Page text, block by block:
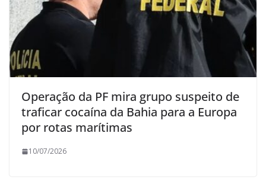
Operação da PF mira grupo suspeito de
traficar cocaína da Bahia para a Europa
por rotas marítimas
10/07/2026